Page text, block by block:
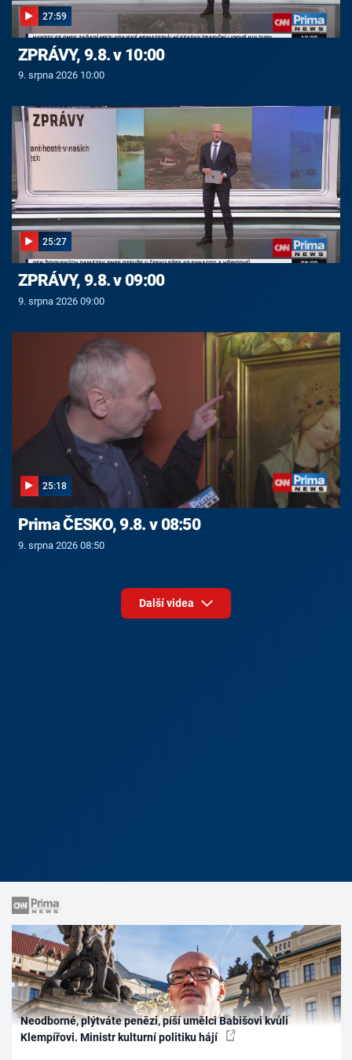
27:59
ZPRÁVY, 9.8. v 10:00
9. srpna 2026 10:00
25:27
ZPRÁVY, 9.8. v 09:00
9. srpna 2026 09:00
25:18
Prima ČESKO, 9.8. v 08:50
9. srpna 2026 08:50
Další videa
Neodborné, plýtváte penězi, píší umělci Babišovi kvůli
Klempířovi. Ministr kulturní politiku hájí